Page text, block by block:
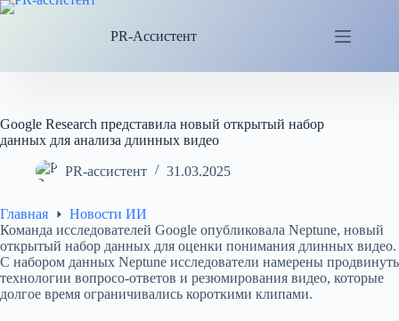
Перейти
PR-Ассистент
Google Research представила новый открытый набор
данных для анализа длинных видео
PR-ассистент 31.03.2025
Главная
Новости ИИ
Команда исследователей Google опубликовала Neptune, новый
открытый набор данных для оценки понимания длинных видео.
С набором данных Neptune исследователи намерены продвинуть
технологии вопросо-ответов и резюмирования видео, которые
долгое время ограничивались короткими клипами.